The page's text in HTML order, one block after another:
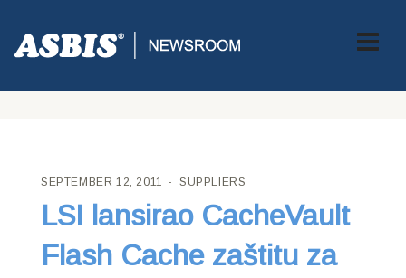
ASBIS CROATIA> SUPPLIERS> LSI LANSIRAO CACHEVAULT
FLASH CACHE ZAŠTITU ZA MEGARAID 6GB/S SATA+SAS
SEPTEMBER 12, 2011 SUPPLIERS
LSI lansirao CacheVault
Flash Cache zaštitu za